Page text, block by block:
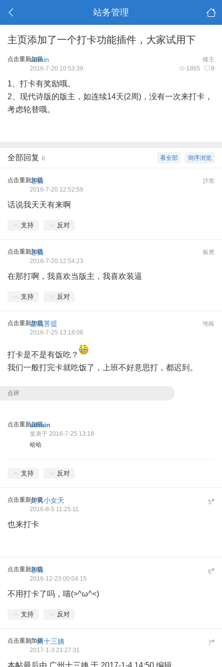
站务管理
主页添加了一个打卡功能插件，大家试用下
点击重新加载 楼主
admin
1865 8
2016-7-20 10:53:39
1、打卡有奖励哦。
2、现代诗版的版主，如连续14天(2周)，没有一次来打卡，
考虑轮替哦。
倒序浏览
看全部
全部回复 8
点击重新加载 沙发
老猫
2016-7-20 12:52:59
话说我天天有来啊
支持 反对
点击重新加载 板凳
老猫
2016-7-20 12:54:23
在那打啊，我喜欢当版主，我喜欢装逼
支持 反对
点击重新加载 地板
盆栽菩提
2016-7-25 13:18:08
打卡是不是有饭吃？
我们一般打完卡就吃饭了，上班不好意思打，都迟到。
点评
点击重新加载
admin
发表于 2016-7-25 13:18
哈哈
支持 反对
点击重新加载 5#
女夭小女夭
2016-8-5 11:25:11
也来打卡
点击重新加载 6#
老猫
2016-12-23 00:04:15
不用打卡了吗，喵(>^ω^<)
支持 反对
点击重新加载 7#
广州十三姨
2017-1-3 21:27:31
本帖最后由 广州十三姨 于 2017-1-4 14:50 编辑